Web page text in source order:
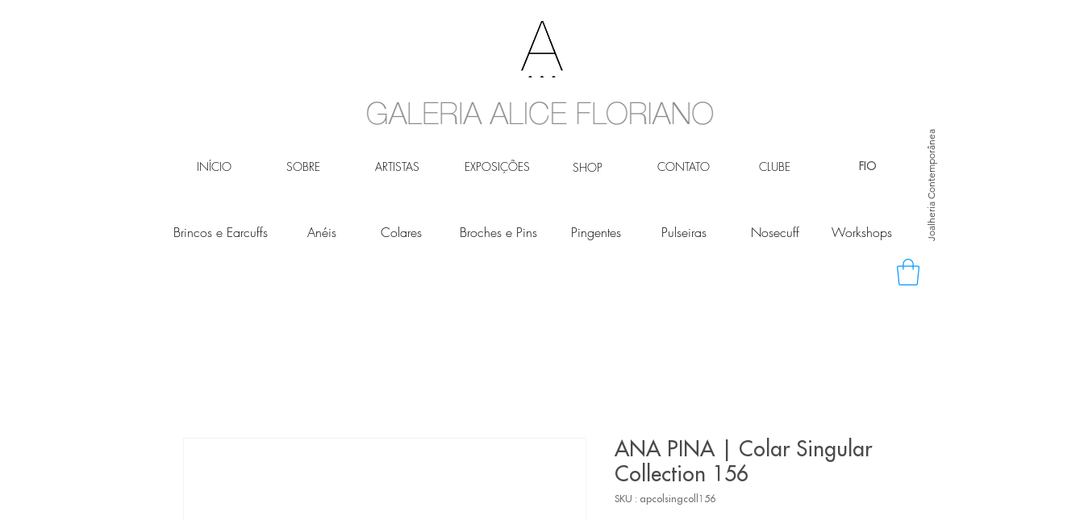
INÍCIO SOBRE ARTISTAS EXPOSIÇÕES SHOP CONTATO CLUBE Joalheria Contemporânea
FIO
Brincos e Earcuffs Anéis Colares Broches e Pins Pingentes Pulseiras Nosecuff Workshops
ANA PINA | Colar Singular
Collection 156
SKU : apcolsingcoll156